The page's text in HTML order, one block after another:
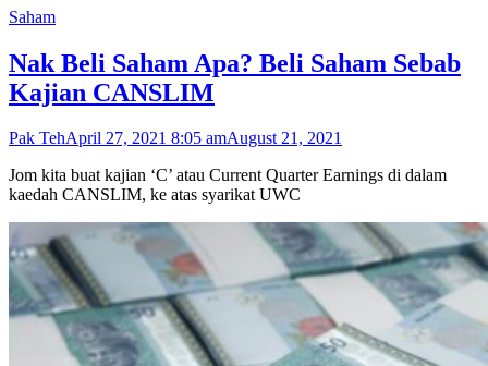
Saham
Nak Beli Saham Apa? Beli Saham Sebab
Kajian CANSLIM
Pak TehApril 27, 2021 8:05 amAugust 21, 2021
Jom kita buat kajian ‘C’ atau Current Quarter Earnings di dalam
kaedah CANSLIM, ke atas syarikat UWC